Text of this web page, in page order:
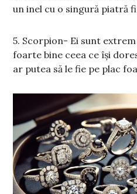
un inel cu o singură piatră
5. Scorpion- Ei sunt
foarte bine ceea ce își
ar putea să le fie pe plac